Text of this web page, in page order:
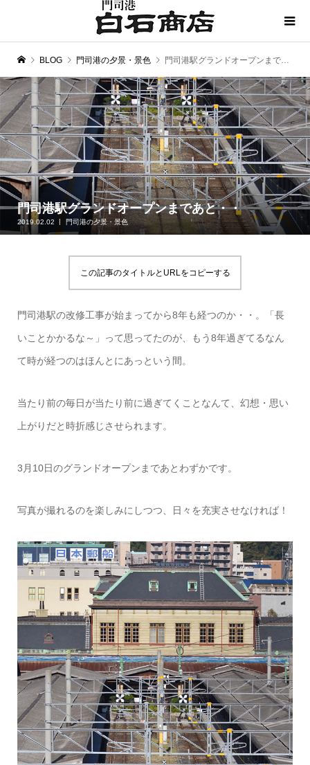
BLOG 門司港の夕景・景色 門司港駅グランドオープンまであと・・
門司港駅グランドオープンまであと・・
2019.02.02 門司港の夕景・景色
この記事のタイトルとURLをコピーする
門司港駅の改修工事が始まってから8年も経つのか・・。「長
いことかかるな～」って思ってたのが、もう8年過ぎてるなん
て時が経つのはほんとにあっという間。
当たり前の毎日が当たり前に過ぎてくことなんて、幻想・思い
上がりだと時折感じさせられます。
3月10日のグランドオープンまであとわずかです。
写真が撮れるのを楽しみにしつつ、日々を充実させなければ！